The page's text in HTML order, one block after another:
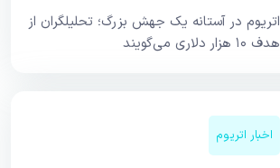
اتریوم در آستانه یک جهش بزرگ؛ تحلیلگران از
هدف ۱۰ هزار دلاری می‌گویند
اخبار اتریوم